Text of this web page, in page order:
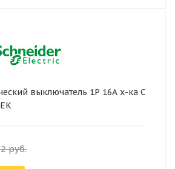
выключатель 1Р 16А х-ка C
руб.